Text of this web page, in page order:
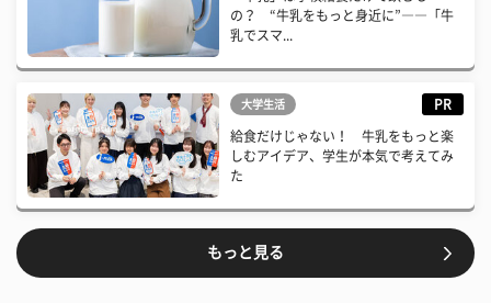
の？ “牛乳をもっと身近に”――「牛
乳でスマ...
大学生活 PR
給食だけじゃない！ 牛乳をもっと楽
しむアイデア、学生が本気で考えてみ
た
もっと見る